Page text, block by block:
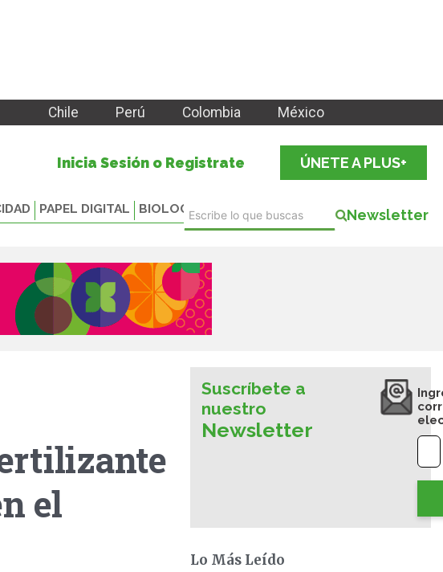
Chile Perú Colombia México
Inicia Sesión o Registrate ÚNETE A PLUS+
PAPEL DIGITAL BIOLOGICALS Newsletter
el
Suscríbete a
nuestro
Newsletter
Lo Más Leído